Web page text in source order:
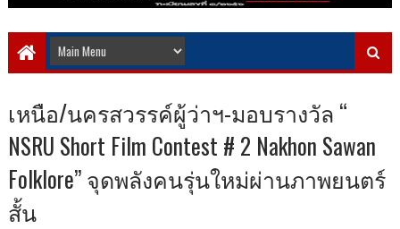
เหนือ/นครสวรรค์ผู้ว่าฯ-มอบรางวัล “
NSRU Short Film Contest # 2 Nakhon Sawan
Folklore” จุดพลังคนรุ่นใหม่ผ่านภาพยนตร์
สั้น